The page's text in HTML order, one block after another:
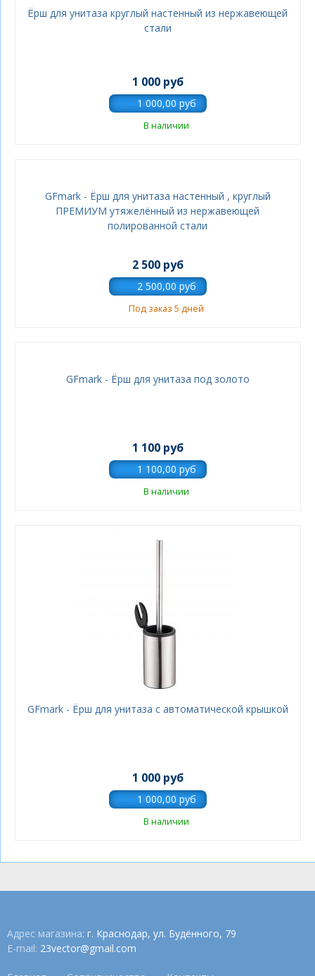
Ёрш для унитаза круглый настенный из нержавеющей
стали
1 000 руб
В наличии
GFmark - Ёрш для унитаза настенный , круглый
ПРЕМИУМ утяжелённый из нержавеющей
полированной стали
2 500 руб
Под заказ 5 дней
GFmark - Ёрш для унитаза под золото
1 100 руб
В наличии
GFmark - Ёрш для унитаза с автоматической крышкой
1 000 руб
В наличии
Адрес магазина: г. Краснодар, ул. Будённого, 79
E-mail: 23vector@gmail.com